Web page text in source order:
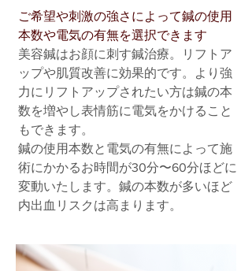
ご希望や刺激の強さによって鍼の使用
本数や電気の有無を選択できます
美容鍼はお顔に刺す鍼治療。リフトア
ップや肌質改善に効果的です。より強
力にリフトアップされたい方は鍼の本
数を増やし表情筋に電気をかけること
もできます。
鍼の使用本数と電気の有無によって施
術にかかるお時間が30分〜60分ほどに
変動いたします。 ​鍼の本数が多いほど
内出血リスクは高まります。